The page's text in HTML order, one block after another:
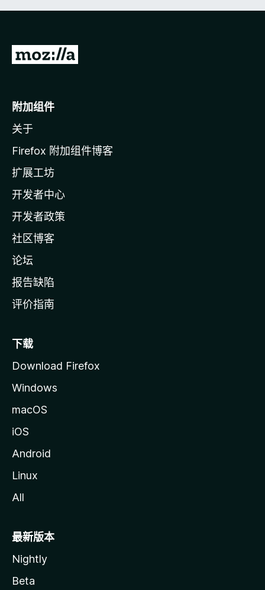
转
o
i
l
a
主
页
附加组件
关于
Firefox 附加组件博客
扩展工坊
开发者中心
开发者政策
社区博客
论坛
报告缺陷
评价指南
下载
Download Firefox
Windows
macOS
iOS
Android
Linux
All
最新版本
Nightly
Beta